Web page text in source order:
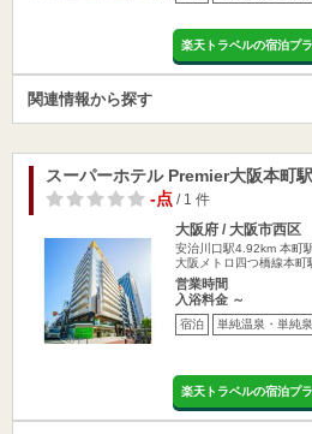
楽天トラベルの宿泊プ
関連情報から探す
スーパーホテル Premier大阪本町
-点/ 1 件
大阪府 / 大阪市西区
安治川口駅4.92km 本町
大阪メトロ四つ橋線本
営業時間
入浴料金 ～
宿泊 単純温泉・単純泉
楽天トラベルの宿泊プ